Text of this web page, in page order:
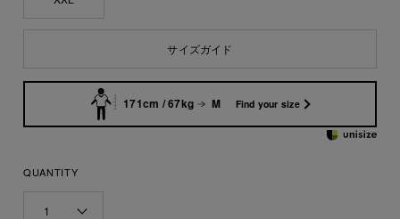
サイズガイド
171cm / 67kg M Find your size
QUANTITY
1